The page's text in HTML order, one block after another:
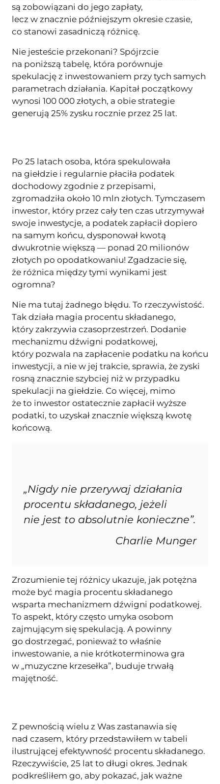
są zobowiązani do jego zapłaty,
lecz w znacznie późniejszym okresie czasie,
co stanowi zasadniczą różnicę.
Nie jesteście przekonani? Spójrzcie
na poniższą tabelę, która porównuje
spekulację z inwestowaniem przy tych samych
parametrach działania. Kapitał początkowy
wynosi 100 000 złotych, a obie strategie
generują 25% zysku rocznie przez 25 lat.
Po 25 latach osoba, która spekulowała
na giełdzie i regularnie płaciła podatek
dochodowy zgodnie z przepisami,
zgromadziła około 10 mln złotych. Tymczasem
inwestor, który przez cały ten czas utrzymywał
swoje inwestycje, a podatek zapłacił dopiero
na samym końcu, dysponował kwotą
dwukrotnie większą — ponad 20 milionów
złotych po opodatkowaniu! Zgadzacie się,
że różnica między tymi wynikami jest
ogromna?
Nie ma tutaj żadnego błędu. To rzeczywistość.
Tak działa magia procentu składanego,
który zakrzywia czasoprzestrzeń. Dodanie
mechanizmu dźwigni podatkowej,
który pozwala na zapłacenie podatku na końcu
inwestycji, a nie w jej trakcie, sprawia, że zyski
rosną znacznie szybciej niż w przypadku
spekulacji na giełdzie. Co więcej, mimo
że to inwestor ostatecznie zapłacił wyższe
podatki, to uzyskał znacznie większą kwotę
końcową.
„Nigdy nie przerywaj działania
procentu składanego, jeżeli
nie jest to absolutnie konieczne”.
Charlie Munger
Zrozumienie tej różnicy ukazuje, jak potężna
może być magia procentu składanego
wsparta mechanizmem dźwigni podatkowej.
To aspekt, który często umyka osobom
zajmującym się spekulacją. A powinny
go dostrzegać, ponieważ to właśnie
inwestowanie, a nie krótkoterminowa gra
w „muzyczne krzesełka”, buduje trwałą
majętność.
Z pewnością wielu z Was zastanawia się
nad czasem, który przedstawiłem w tabeli
ilustrującej efektywność procentu składanego.
Rzeczywiście, 25 lat to długi okres. Jednak
podkreśliłem go, aby pokazać, jak ważne